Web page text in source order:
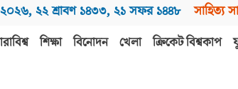
, ২২ শ্রাবণ ১৪৩৩, ২১ সফর ১৪৪৮ সাহিত্য
শিক্ষা বিনোদন খেলা ক্রিকেট বিশ্বকাপ